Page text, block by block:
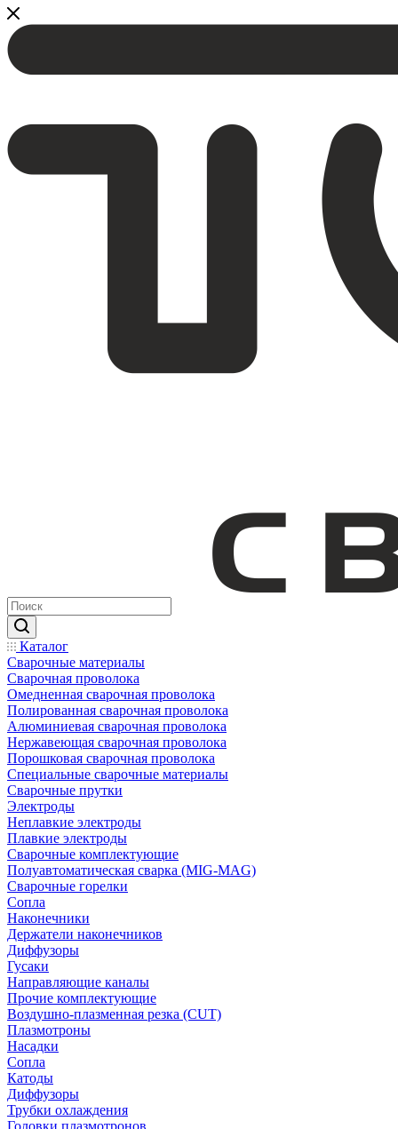
Каталог
Сварочные материалы
Сварочная проволока
Омедненная сварочная проволока
Полированная сварочная проволока
Алюминиевая сварочная проволока
Нержавеющая сварочная проволока
Порошковая сварочная проволока
Специальные сварочные материалы
Сварочные прутки
Электроды
Неплавкие электроды
Плавкие электроды
Сварочные комплектующие
Полуавтоматическая сварка (MIG-MAG)
Сварочные горелки
Сопла
Наконечники
Держатели наконечников
Диффузоры
Гусаки
Направляющие каналы
Прочие комплектующие
Воздушно-плазменная резка (CUT)
Плазмотроны
Насадки
Сопла
Катоды
Диффузоры
Трубки охлаждения
Головки плазмотронов